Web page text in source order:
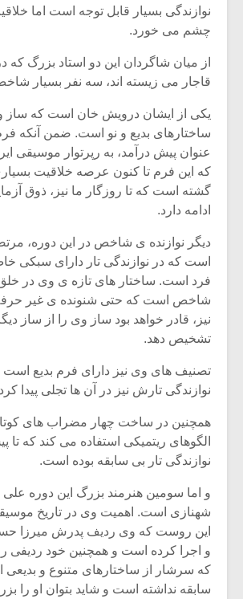
نوازندگی بسیار قابل توجه است اما
چشم می خورد.
از میان شاگردان این دو استاد بزرگ که
قاجار می زیسته اند، سه نفر بسیار
یکی از ایشان درویش خان است که ساز
ساختارهای بدیع و نو است. ضمن آنکه
عنوان پیش درآمد، به رپرتوار موسیقی
که این فرم تا کنون عرصه خلاقیت
گشته است که تا روزگار ما نیز، ذوق
ادامه دارد.
دیگر نوازنده ی شاخص در این دوره،
است که در نوازندگی تار دارای سبکی
فرد است. ساختار های تازه ی وی در
شاخص است که حتی شنونده ی غیر
نیز، قادر خواهد بود ساز وی را از ساز
تشخیص دهد.
تصنیف های وی نیز دارای فرم بدیع
نوازندگی تارش نیز در آن ها تجلی پیدا
همچنین در ساخت چهار مضراب های
الگوهای ریتمیکی استفاده می کند که تا
نوازندگی تار بی سابقه بوده است.
و اما سومین هنرمند بزرگ این دوره علی
شهنازی است. اهمیت وی در تاریخ موسیقی
این روست که وی ردیف پدرش میرزا
و اجرا کرده است و همچنین خود ردیفی
که سرشار از ساختارهای متنوع و بدیعی
سابقه نداشته است و شاید بتوان او را
میکلوش روژا
متن فیلم «متری
شیش و نیم»
اگر نمی توانی
مشهورترین باشی،